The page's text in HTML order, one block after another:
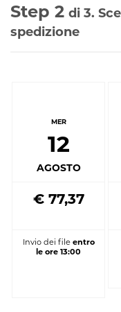
Step 2 di 3.
spedizione
MER
12
AGOSTO
€ 77,37
Invio dei file entro
le ore 13:00